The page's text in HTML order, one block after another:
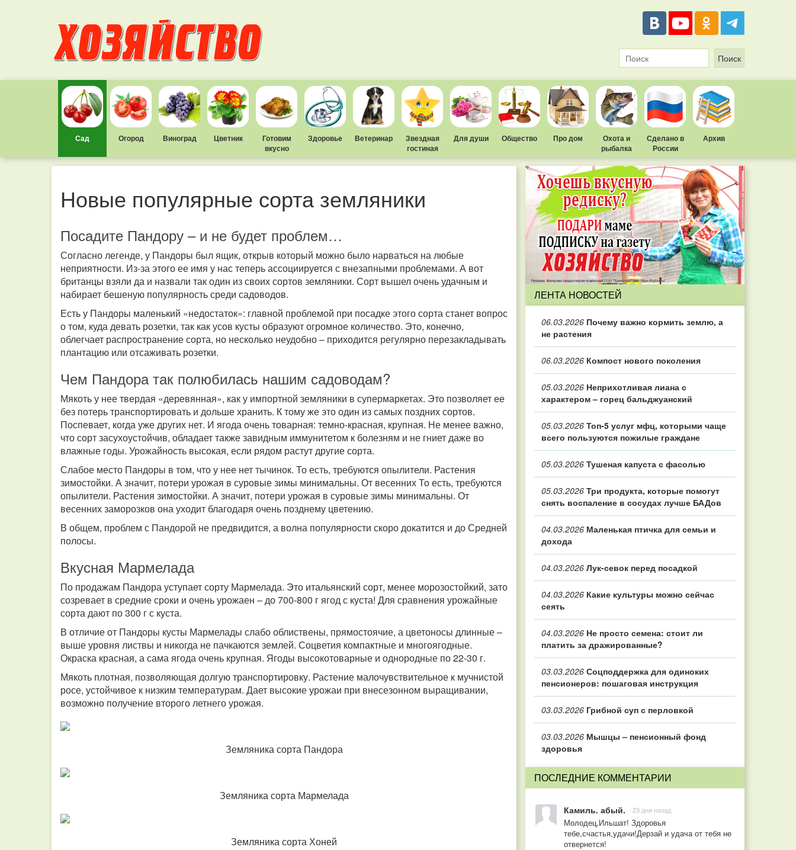
Сад Огород Виноград Цветник
Готовим
вкусно
Здоровье Ветеринар
Звездная
гостиная
Для души Общество Про дом
Охота и
рыбалка
Сделано в
России
Архив
Новые популярные сорта земляники
Посадите Пандору – и не будет проблем…
Согласно легенде, у Пандоры был ящик, открыв который можно было нарваться на любые
неприятности. Из-за этого ее имя у нас теперь ассоциируется с внезапными проблемами. А вот
британцы взяли да и назвали так один из своих сортов земляники. Сорт вышел очень удачным и
набирает бешеную популярность среди садоводов.
Есть у Пандоры маленький «недостаток»: главной проблемой при посадке этого сорта станет вопрос
о том, куда девать розетки, так как усов кусты образуют огромное количество. Это, конечно,
облегчает распространение сорта, но несколько неудобно – приходится регулярно перезакладывать
плантацию или отсаживать розетки.
Чем Пандора так полюбилась нашим садоводам?
Мякоть у нее твердая «деревянная», как у импортной земляники в супермаркетах. Это позволяет ее
без потерь транспортировать и дольше хранить. К тому же это один из самых поздних сортов.
Поспевает, когда уже других нет. И ягода очень товарная: темно-красная, крупная. Не менее важно,
что сорт засухоустойчив, обладает также завидным иммунитетом к болезням и не гниет даже во
влажные годы. Урожайность высокая, если рядом растут другие сорта.
Слабое место Пандоры в том, что у нее нет тычинок. То есть, требуются опылители. Растения
зимостойки. А значит, потери урожая в суровые зимы минимальны. От весенних То есть, требуются
опылители. Растения зимостойки. А значит, потери урожая в суровые зимы минимальны. От
весенних заморозков она уходит благодаря очень позднему цветению.
В общем, проблем с Пандорой не предвидится, а волна популярности скоро докатится и до Средней
полосы.
Вкусная Мармелада
По продажам Пандора уступает сорту Мармелада. Это итальянский сорт, менее морозостойкий, зато
созревает в средние сроки и очень урожаен – до 700-800 г ягод с куста! Для сравнения урожайные
сорта дают по 300 г с куста.
В отличие от Пандоры кусты Мармелады слабо облиствены, прямостоячие, а цветоносы длинные –
выше уровня листвы и никогда не пачкаются землей. Соцветия компактные и многоягодные.
Окраска красная, а сама ягода очень крупная. Ягоды высокотоварные и однородные по 22-30 г.
Мякоть плотная, позволяющая долгую транспортировку. Растение малочувствительное к мучнистой
росе, устойчивое к низким температурам. Дает высокие урожаи при внесезонном выращивании,
возможно получение второго летнего урожая.
Земляника сорта Пандора
Земляника сорта Мармелада
Земляника сорта Хоней
ЛЕНТА НОВОСТЕЙ
06.03.2026 Почему важно кормить землю, а
не растения
06.03.2026 Компост нового поколения
05.03.2026 Неприхотливая лиана с
характером – горец бальджуанский
05.03.2026 Топ‑5 услуг мфц, которыми чаще
всего пользуются пожилые граждане
05.03.2026 Тушеная капуста с фасолью
05.03.2026 Три продукта, которые помогут
снять воспаление в сосудах лучше БАДов
04.03.2026 Маленькая птичка для семьи и
дохода
04.03.2026 Лук-севок перед посадкой
04.03.2026 Какие культуры можно сейчас
сеять
04.03.2026 Не просто семена: стоит ли
платить за дражированные?
03.03.2026 Соцподдержка для одиноких
пенсионеров: пошаговая инструкция
03.03.2026 Грибной суп с перловкой
03.03.2026 Мышцы – пенсионный фонд
здоровья
ПОСЛЕДНИЕ КОММЕНТАРИИ
Камиль. абый. 23 дня назад
Молодец,Ильшат! Здоровья
тебе,счастья,удачи!Дерзай и удача от тебя не
отвернется!